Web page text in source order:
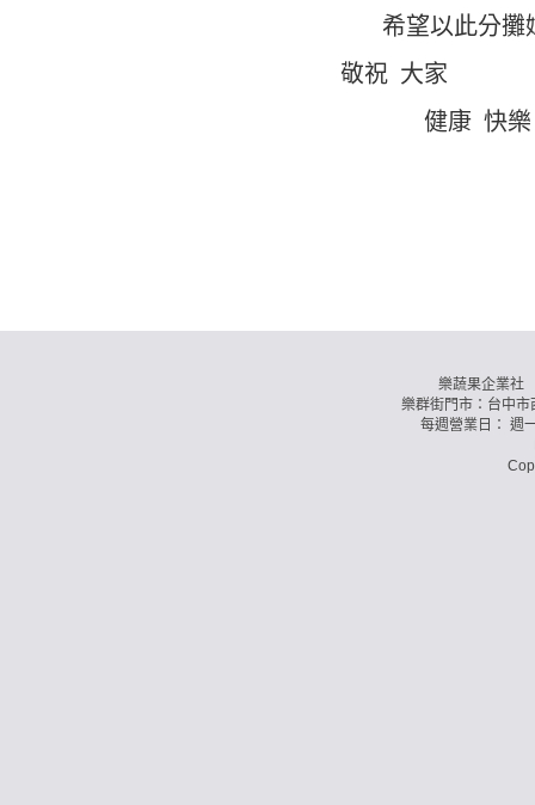
希望以此分攤
敬祝 大家
健康 快樂
樂蔬果企業
樂群街門市：台中
每週營業日：